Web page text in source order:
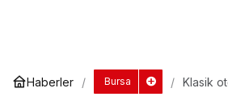
Haberler Bursa
Klasik